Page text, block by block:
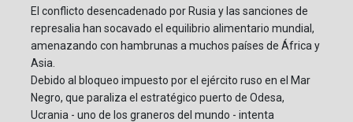
El conflicto desencadenado por Rusia y las sanciones de
represalia han socavado el equilibrio alimentario mundial,
amenazando con hambrunas a muchos países de África y
Asia.
Debido al bloqueo impuesto por el ejército ruso en el Mar
Negro, que paraliza el estratégico puerto de Odesa,
Ucrania - uno de los graneros del mundo - intenta